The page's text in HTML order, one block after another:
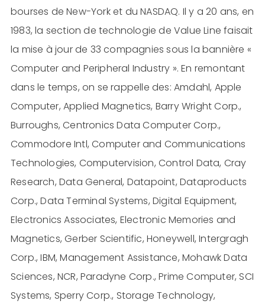
bourses de New-York et du NASDAQ. Il y a 20 ans, en
1983, la section de technologie de Value Line faisait
la mise à jour de 33 compagnies sous la bannière «
Computer and Peripheral Industry ». En remontant
dans le temps, on se rappelle des: Amdahl, Apple
Computer, Applied Magnetics, Barry Wright Corp.,
Burroughs, Centronics Data Computer Corp.,
Commodore Intl, Computer and Communications
Technologies, Computervision, Control Data, Cray
Research, Data General, Datapoint, Dataproducts
Corp., Data Terminal Systems, Digital Equipment,
Electronics Associates, Electronic Memories and
Magnetics, Gerber Scientific, Honeywell, Intergragh
Corp., IBM, Management Assistance, Mohawk Data
Sciences, NCR, Paradyne Corp., Prime Computer, SCI
Systems, Sperry Corp., Storage Technology,